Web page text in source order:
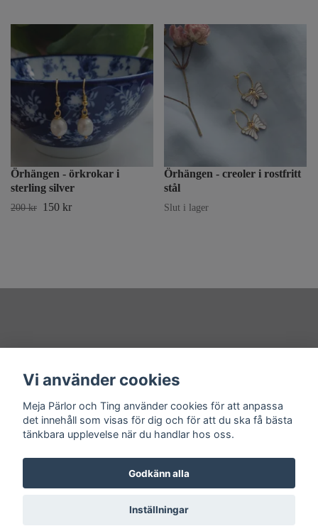
Örhängen - örkrokar i
sterling silver
200 kr 150 kr
Örhängen - creoler i rostfritt
stål
Slut i lager
Sociala medier
© 2026 Meja Pärlor och Ting Powered by Quickbutik
Vi använder cookies
Meja Pärlor och Ting använder cookies för att anpassa
det innehåll som visas för dig och för att du ska få bästa
tänkbara upplevelse när du handlar hos oss.
Godkänn alla
Inställningar